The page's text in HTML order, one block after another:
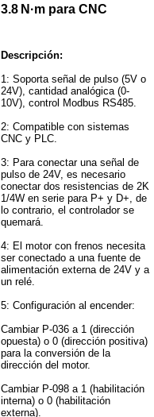
3.8 N·m para CNC
Descripción:
1: Soporta señal de pulso (5V o
24V), cantidad analógica (0-
10V), control Modbus RS485.
2: Compatible con sistemas
CNC y PLC.
3: Para conectar una señal de
pulso de 24V, es necesario
conectar dos resistencias de 2K
1/4W en serie para P+ y D+, de
lo contrario, el controlador se
quemará.
4: El motor con frenos necesita
ser conectado a una fuente de
alimentación externa de 24V y a
un relé.
5: Configuración al encender:
Cambiar P-036 a 1 (dirección
opuesta) o 0 (dirección positiva)
para la conversión de la
dirección del motor.
Cambiar P-098 a 1 (habilitación
interna) o 0 (habilitación
externa).